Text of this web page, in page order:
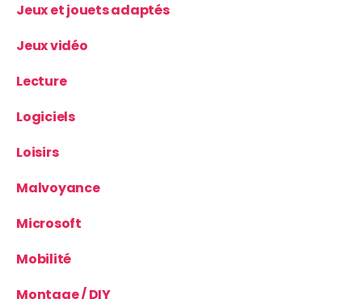
Jeux et jouets adaptés
Jeux vidéo
Lecture
Logiciels
Loisirs
Malvoyance
Microsoft
Mobilité
Montage / DIY